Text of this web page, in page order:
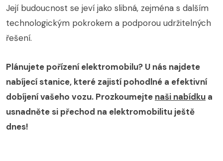
Její budoucnost se jeví jako slibná, zejména s dalším
technologickým pokrokem a podporou udržitelných
řešení.
Plánujete pořízení elektromobilu? U nás najdete
nabíjecí stanice, které zajistí pohodlné a efektivní
dobíjení vašeho vozu. Prozkoumejte naši nabídku a
usnadněte si přechod na elektromobilitu ještě
dnes!